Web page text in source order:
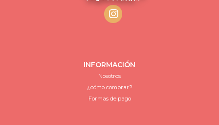
INFORMACIÓN
Nosotros
¿cómo comprar?
Formas de pago